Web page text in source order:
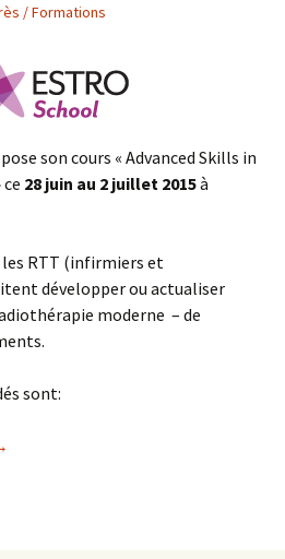
/ Formations
son cours « Advanced Skills in
28 juin au 2 juillet 2015à
les RTT (infirmiers et
développer ou actualiser
moderne – de
sont:
ESTRO « Advanced Skills in